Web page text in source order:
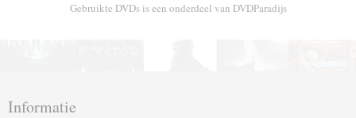
Gebruikte DVDs is een onderdeel van DVDParadijs
Informatie